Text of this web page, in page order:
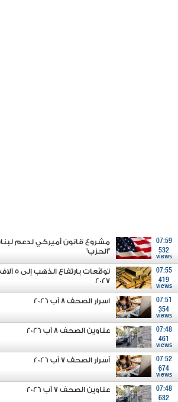
07:59
532
views
مشروع قانون أميركي لدعم
"الحزب"
07:55
419
views
توقّعات
2027
07:51
354
views
اسرار الصحف 8 آب 2026
07:48
461
views
عناوين الصحف 8 آب 2026
07:52
674
views
أسرار الصحف 7 آب 2026
07:48
632
عناوين الصحف 7 آب 2026